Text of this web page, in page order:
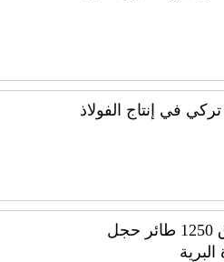
في إنتاج الفولاذ
تركيا.. إطلاق 1250 طائر حجل
البرية